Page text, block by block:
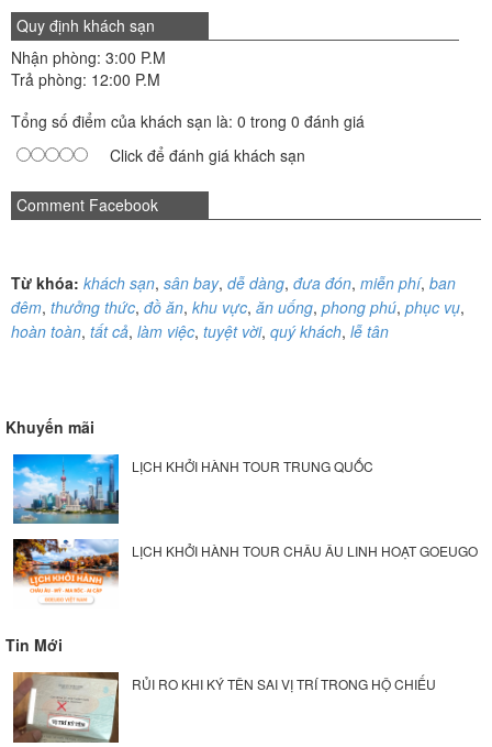
Quy định khách sạn
Nhận phòng: 3:00 P.M
Trả phòng: 12:00 P.M
Tổng số điểm của khách sạn là: 0 trong 0 đánh giá
Click để đánh giá khách sạn
Comment Facebook
Từ khóa: khách sạn, sân bay, dễ dàng, đưa đón, miễn phí, ban
đêm, thưởng thức, đồ ăn, khu vực, ăn uống, phong phú, phục vụ,
hoàn toàn, tất cả, làm việc, tuyệt vời, quý khách, lễ tân
Khuyến mãi
LỊCH KHỞI HÀNH TOUR TRUNG QUỐC
LỊCH KHỞI HÀNH TOUR CHÂU ÂU LINH HOẠT GOEUGO
Tin Mới
RỦI RO KHI KÝ TÊN SAI VỊ TRÍ TRONG HỘ CHIẾU